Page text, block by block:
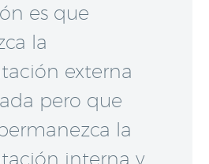
es que
la
externa
pero que
la
interna y